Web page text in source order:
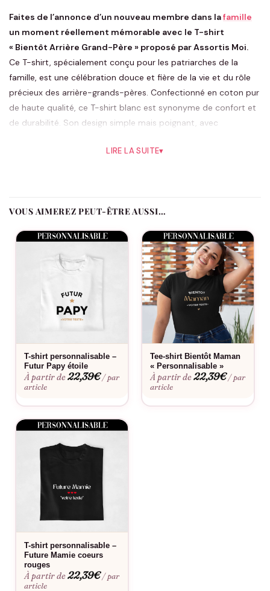
Faites de l’annonce d’un nouveau membre dans lafamille
un moment réellement mémorable avec le T-shirt
« Bientôt Arrière Grand-Père » proposé par Assortis Moi.
Ce T-shirt, spécialement conçu pour les patriarches de la
famille, est une célébration douce et fière de la vie et du rôle
précieux des arrière-grands-pères. Confectionné en coton pur
de haute qualité, ce T-shirt blanc est synonyme de confort et
de durabilité. Son design simple mais poignant, avec
étoile délicate, est pensé pour convenir à tous les styles et
événement qui touche profondément et qui mérite d’être
partagé avec autant de joie que de respect. Devenir arrière
grand-père est une étape marquante, signe d’un héritage
familial qui s’enrichit et se perpétue. Ce T-shirt est donc plus
qu’un simple habit : c’est un hommage à la sagesse, à
l’expérience et à l’amour inconditionnel qu’un arrière grand-
père apporte à sa famille. Le message imprimé sur le T-shirt ne
manquera pas d’évoquer des souvenirs précieux et de susciter
l’excitation pour les aventures à venir. En portant ce T-shirt,
nouvel enfant, renforçant les liens familiaux et célébrant la
continuité des générations.
grand soin, garantissant une qualité irréprochable et un service
clientèle attentionné. Nous offrons également une
personnalisé avec le T-shirt, rendant votre cadeau encore plus
personnel et attentionné. Offrez le T-shirt « Bientôt Arrière
Grand-Père » à ce membre spécial de la famille et regardez
son visage s’illuminer de fierté et d’émotion. C’est le moyen
parfait de partager la nouvelle d’une grossesse et de célébrer
le rôle vital des grands-parents dans l’histoire de chaque
famille. Commandez maintenant et soyez prêt à capturer un
moment qui restera gravé dans les annales familiales.
LIRE LA SUITE▾
VOUS AIMEREZ PEUT-ÊTRE AUSSI…
T-shirt personnalisable –
Futur Papy étoile
À partir de22,39€ / par
article
Tee-shirt Bientôt Maman
« Personnalisable »
À partir de22,39€ / par
article
T-shirt personnalisable –
Future Mamie coeurs
rouges
À partir de22,39€ / par
article